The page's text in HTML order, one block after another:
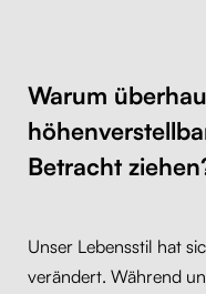
Rückenlehnen
Warum
Betracht
Unser Lebensstil hat
verändert. Während